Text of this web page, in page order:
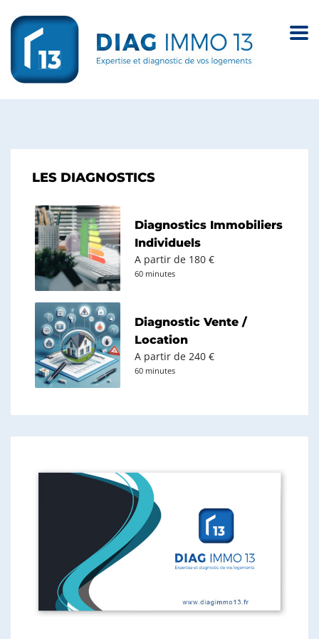
LES DIAGNOSTICS
Diagnostics Immobiliers
Individuels
A partir de 180 €
60 minutes
Diagnostic Vente /
Location
A partir de 240 €
60 minutes